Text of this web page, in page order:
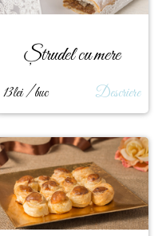
Ștrudel cu mere
13lei / buc Descriere